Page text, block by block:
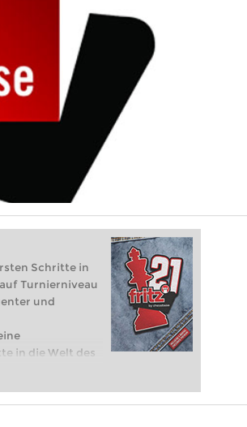
Schritte in
Turnierniveau
und
in die Welt des
spielen: Mit